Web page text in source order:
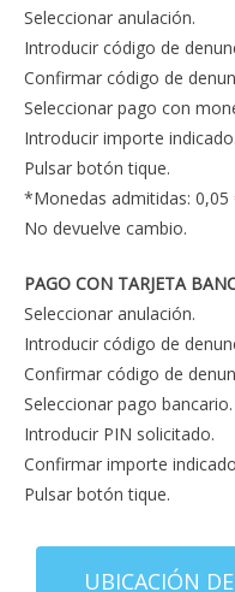
Seleccionar anulación.
Introducir código de
Confirmar código de
Seleccionar pago con
Introducir importe indicado.
Pulsar botón tique.
*Monedas admitidas: 0,05
No devuelve cambio.
PAGO CON TARJETA
Seleccionar anulación.
Introducir código de
Confirmar código de
Seleccionar pago bancario.
Introducir PIN solicitado.
Confirmar importe
Pulsar botón tique.
UBICACIÓN